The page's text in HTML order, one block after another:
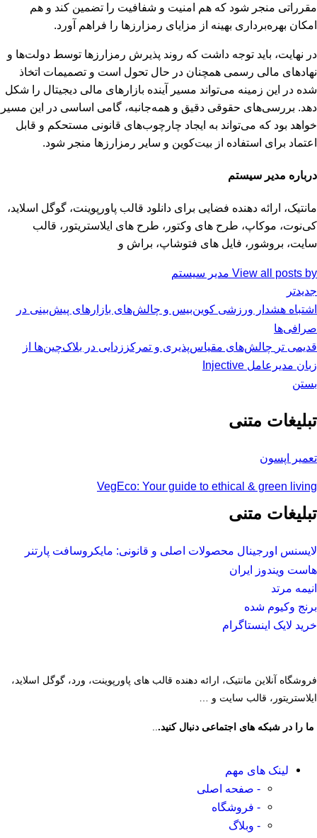
مقرراتی منجر شود که هم امنیت و شفافیت را تضمین کند و هم
امکان بهره‌برداری بهینه از مزایای رمزارزها را فراهم آورد.
در نهایت، باید توجه داشت که روند پذیرش رمزارزها توسط دولت‌ها و
نهادهای مالی رسمی همچنان در حال تحول است و تصمیمات اتخاذ
شده در این زمینه می‌تواند مسیر آینده بازارهای مالی دیجیتال را شکل
دهد. بررسی‌های حقوقی دقیق و همه‌جانبه، گامی اساسی در این مسیر
خواهد بود که می‌تواند به ایجاد چارچوب‌های قانونی مستحکم و قابل
اعتماد برای استفاده از بیت‌کوین و سایر رمزارزها منجر شود.
درباره مدیر سیستم
مانتیک، ارائه دهنده فضایی برای دانلود قالب پاورپوینت، گوگل اسلاید،
کی‌نوت، موکاپ، طرح های وکتور، طرح های ایلاستریتور، قالب
سایت، بروشور، فایل های فتوشاپ، براش و
View all posts by مدیر سیستم
جدیدتر
اشتباه هشدار ورزشی کوین‌بیس و چالش‌های بازارهای پیش‌بینی در
صرافی‌ها
قدیمی تر چالش‌های مقیاس‌پذیری و تمرکززدایی در بلاک‌چین‌ها از
زبان مدیرعامل Injective
بستن
تبلیغات متنی
تعمیر اپسون
VegEco: Your guide to ethical & green living
تبلیغات متنی
لایسنس اورجینال محصولات اصلی و قانونی: مایکروسافت پارتنر
هاست ویندوز ایران
انیمه مرتد
برنج وکیوم شده
خرید لایک اینستاگرام
فروشگاه آنلاین مانتیک، ارائه دهنده قالب های پاورپوینت، ورد، گوگل اسلاید،
ایلاستریتور، قالب سایت و …
ما را در شبکه های اجتماعی دنبال کنید.
لینک های مهم
- صفحه اصلی
- فروشگاه
- وبلاگ